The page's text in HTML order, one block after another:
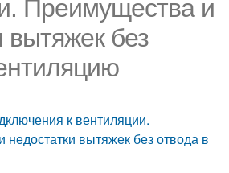
Преимущества и
вытяжек без
к вентиляции.
вытяжек без отвода в